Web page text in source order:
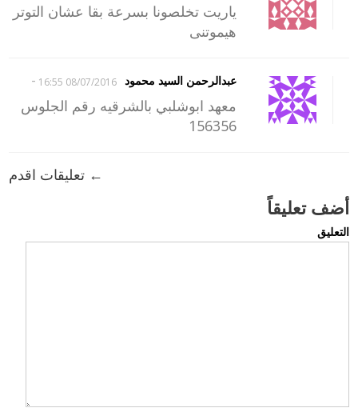
ياريت تخلصونا بسرعة بقا عشان التوتر
هيموتنى
عبدالرحمن السيد محمود 08/07/2016 16:55
-
معهد ابوشلبي بالشرقيه رقم الجلوس
156356
← تعليقات اقدم
أضف تعليقاً
التعليق